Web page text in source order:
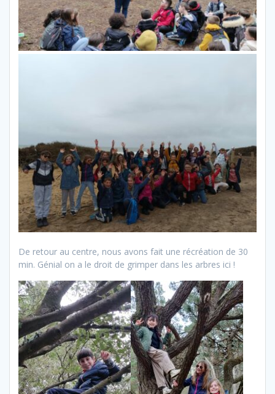
De retour au centre, nous avons fait une récréation de 30
min. Génial on a le droit de grimper dans les arbres ici !